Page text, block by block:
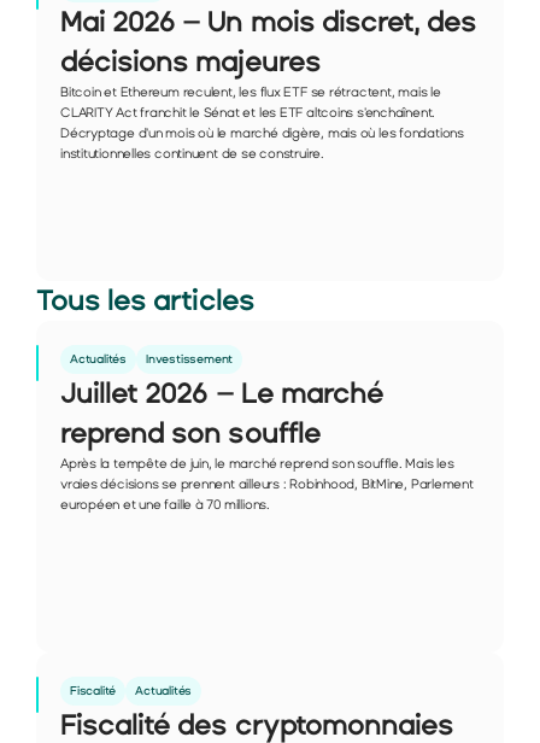
Mai 2026 – Un mois discret, des
décisions majeures
Bitcoin et Ethereum reculent, les flux ETF se rétractent, mais le
CLARITY Act franchit le Sénat et les ETF altcoins s'enchaînent.
Décryptage d'un mois où le marché digère, mais où les fondations
institutionnelles continuent de se construire.
Tous les articles
Actualités Investissement
Juillet 2026 – Le marché
reprend son souffle
Après la tempête de juin, le marché reprend son souffle. Mais les
vraies décisions se prennent ailleurs : Robinhood, BitMine, Parlement
européen et une faille à 70 millions.
Fiscalité Actualités
Fiscalité des cryptomonnaies